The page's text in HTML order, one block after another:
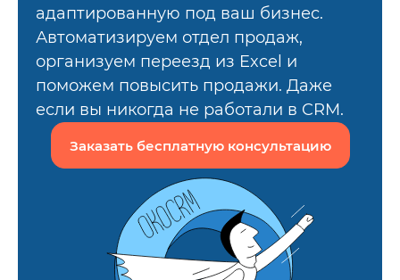
адаптированную под ваш бизнес.
Автоматизируем отдел продаж,
организуем переезд из Excel и
поможем повысить продажи. Даже
если вы никогда не работали в CRM.
Заказать бесплатную консультацию